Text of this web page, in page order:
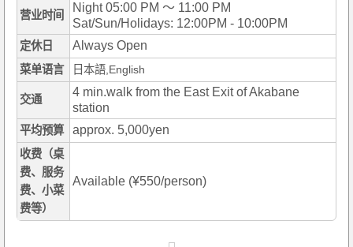
营业时间
Night 05:00 PM ～ 11:00 PM
Sat/Sun/Holidays: 12:00PM - 10:00PM
定休日 Always Open
菜单语言 日本語,English
交通
4 min.walk from the East Exit of Akabane
station
平均预算 approx. 5,000yen
收费（桌
费、服务
费、小菜
费等）
Available (¥550/person)